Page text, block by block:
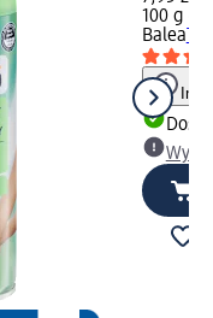
100 g
Balea